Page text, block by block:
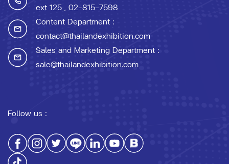
ext 125 , 02-815-7598
Content Department :
contact@thailandexhibition.com
Sales and Marketing Department :
sale@thailandexhibition.com
Follow us :